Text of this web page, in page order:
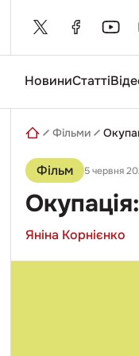
content
НовиниСтатті
Введіть
Фільми
Фільм 5 червня
Яніна Корнієнко